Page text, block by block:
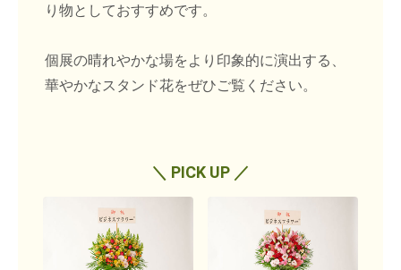
り物としておすすめです。
個展の晴れやかな場をより印象的に演出する、
華やかなスタンド花をぜひご覧ください。
＼ PICK UP ／